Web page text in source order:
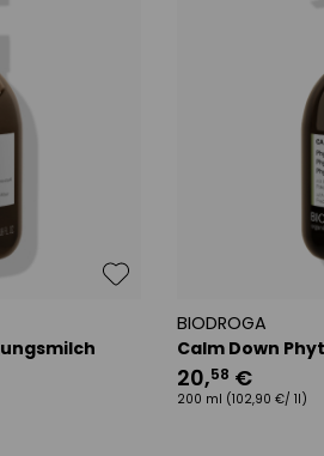
BIODROGA
Calm Down
20,58 €
200 ml (102,90 €/ 1l)